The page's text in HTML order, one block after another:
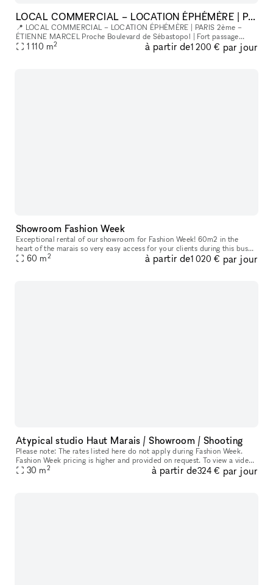
LOCAL COMMERCIAL – LOCATION ÉPHÉMÈRE | PARIS 2ème – ÉTIENNE MARCEL
📍 LOCAL COMMERCIAL – LOCATION ÉPHÉMÈRE | PARIS 2ème –
ÉTIENNE MARCEL Proche Boulevard de Sébastopol | Fort passage
piéton Un espace de prestige au cœur de Paris pour votre pop-up,
1 110 m2 à partir de1 200 € par jour
Showroom Fashion Week
Exceptional rental of our showroom for Fashion Week! 60m2 in the
heart of the marais so very easy access for your clients during this busy
week Desks can be moved into the main room An elegant and m
60 m2 à partir de1 020 € par jour
Atypical studio Haut Marais / Showroom / Shooting
Please note: The rates listed here do not apply during Fashion Week.
Fashion Week pricing is higher and provided on request. To view a video
of the space, click here: https://www.amy-gibson.com/studi
30 m2 à partir de324 € par jour